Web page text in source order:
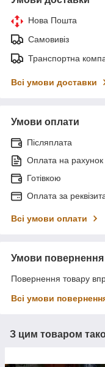
Нова Пошта
Самовивіз
Транспортна
Всі умови доставки
Умови оплати
Післяплата
Оплата на рахунок
Готівкою
Оплата за
Всі умови оплати
Умови повернення
Повернення товару
Всі умови
З цим товаром